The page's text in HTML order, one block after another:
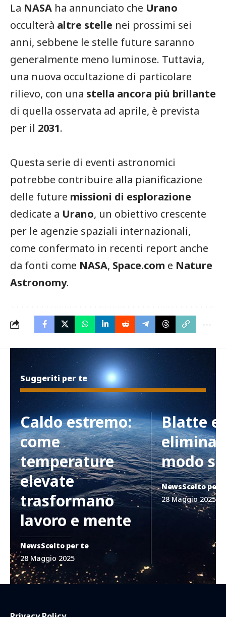
La NASA ha annunciato che Urano
occulterà altre stelle nei prossimi sei
anni, sebbene le stelle future saranno
generalmente meno luminose. Tuttavia,
una nuova occultazione di particolare
rilievo, con una stella ancora più brillante
di quella osservata ad aprile, è prevista
per il 2031.
Questa serie di eventi astronomici
potrebbe contribuire alla pianificazione
delle future missioni di esplorazione
dedicate a Urano, un obiettivo crescente
per le agenzie spaziali internazionali,
come confermato in recenti report anche
da fonti come NASA, Space.com e Nature
Astronomy.
Suggeriti per te
Caldo estremo:
come
temperature
elevate
trasformano
lavoro e mente
NewsScelto per te
28 Maggio 2025
Blatte e
modo
NewsScelto per
28 Maggio 2025